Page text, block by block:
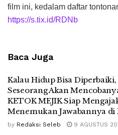
film ini, kedalam daftar
https://s.tix.id/RDNb
Baca Juga
Kalau Hidup Bisa Diperbaiki,
Seseorang Akan
KETOK MEJIK Siap
Menemukan Jawabannya di
by Redaksi Seleb 9 AGUSTUS